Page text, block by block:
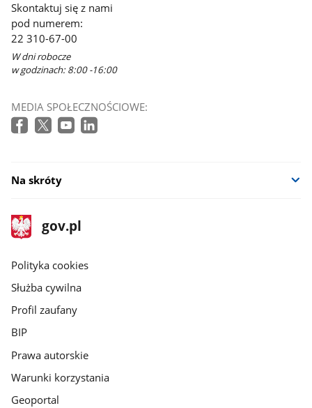
Skontaktuj się z nami
pod numerem:
22 310-67-00
W dni robocze
w godzinach: 8:00 -16:00
MEDIA SPOŁECZNOŚCIOWE:
Na skróty
stopka
gov.pl
Strona
gov.pl
gov.pl
Polityka cookies
Służba cywilna
Profil zaufany
BIP
Prawa autorskie
Warunki korzystania
Geoportal